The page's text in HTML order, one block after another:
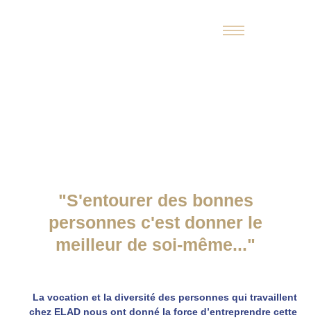
"S'entourer des bonnes
personnes c'est donner le
meilleur de soi-même..." ​
La vocation et la diversité des personnes qui travaillent
chez ELAD nous ont donné la force d’entreprendre cette